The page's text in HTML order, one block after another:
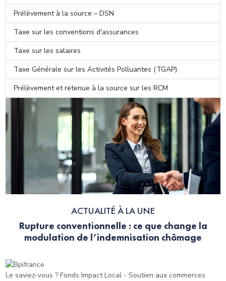
Prélèvement à la source – DSN
Taxe sur les conventions d'assurances
Taxe sur les salaires
Taxe Générale sur les Activités Polluantes (TGAP)
Prélèvement et retenue à la source sur les RCM
ACTUALITÉ À LA UNE
Rupture conventionnelle : ce que change la
modulation de l’indemnisation chômage
Le saviez-vous ?Fonds Impact Local - Soutien aux commerces